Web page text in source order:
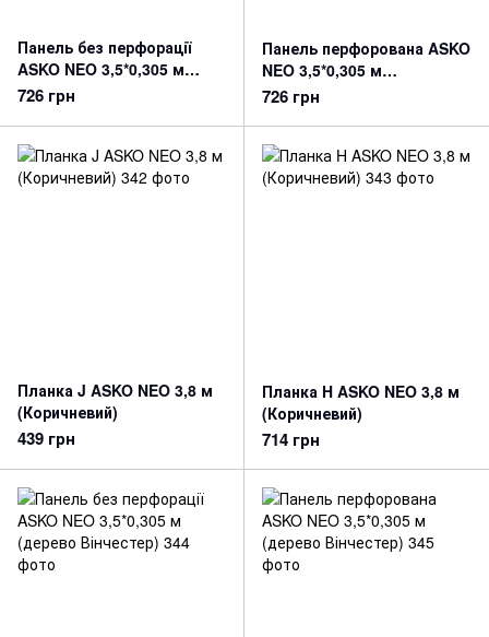
Панель без перфорації
ASKO NEO 3,5*0,305 м
(Коричневий)
726 грн
Панель перфорована ASKO
NEO 3,5*0,305 м
(Коричневий)
726 грн
Планка J ASKO NEO 3,8 м
(Коричневий)
439 грн
Планка H ASKO NEO 3,8 м
(Коричневий)
714 грн